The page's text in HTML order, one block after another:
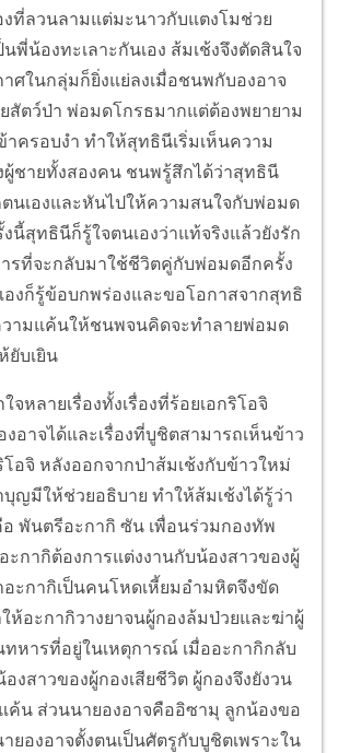
งที่ลวนลามแต่มะนาวกับแตงโมช่วย
พี่น้องทะเลาะกันเอง ส้มเช้งจึงตัดสินใจ
าศในกลุ่มก็ยิ่งแย่ลงเมื่อชนพกับองอาจ
สัตว์ป่า พ่อมดโกรธมากแต่ต้องพยายาม
าครอบงำ ทำให้สุทธินีเริ่มเห็นความ
ผู้ชายทั้งสองคน ชนพรู้สึกได้ว่าสุทธินี
ตนเองและหันไปให้ความสนใจกับพ่อมด
นี้สุทธินีก็รู้ใจตนเองว่าแท้จริงแล้วยังรัก
รที่จะกลับมาใช้ชีวิตคู่กับพ่อมดอีกครั้ง
งก็รู้ข้อบกพร่องและขอโอกาสจากสุทธิ
วามแค้นให้ชนพจนคิดจะทำลายพ่อมด
ยับเยิน
หลายเรื่องทั้งเรื่องที่ร้อยเอกริโอจิ
อาจได้และเรื่องที่บูชิตสามารถเห็นข้าว
อจิ หลังออกจากป่าส้มเช้งกับข้าวใหม่
บุญมีให้ช่วยอธิบาย ทำให้ส้มเช้งได้รู้ว่า
พันตรีอะกากิ ซัน เพื่อนร่วมกองทัพ
ะกากิต้องการแต่งงานกับน้องสาวของผู้
อะกากิเป็นคนโหดเหี้ยมอำมหิตจึงขัด
ห้อะกากิวางยาจนผู้กองล้มป่วยและฆ่าผู้
ทหารที่อยู่ในเหตุการณ์ เมื่ออะกากิกลับ
งสาวของผู้กองเสียชีวิต ผู้กองจึงยังวน
แค้น ส่วนนายองอาจคืออิซามุ ลูกน้องขอ
ยองอาจตั้งตนเป็นศัตรูกับบูชิตเพราะใน